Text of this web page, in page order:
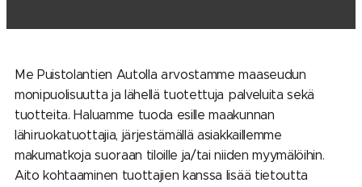
Me Puistolantien Autolla arvostamme maaseudun
monipuolisuutta ja lähellä tuotettuja palveluita sekä
tuotteita. Haluamme tuoda esille maakunnan
lähiruokatuottajia, järjestämällä asiakkaillemme
makumatkoja suoraan tiloille ja/tai niiden myymälöihin.
Aito kohtaaminen tuottajien kanssa lisää tietoutta